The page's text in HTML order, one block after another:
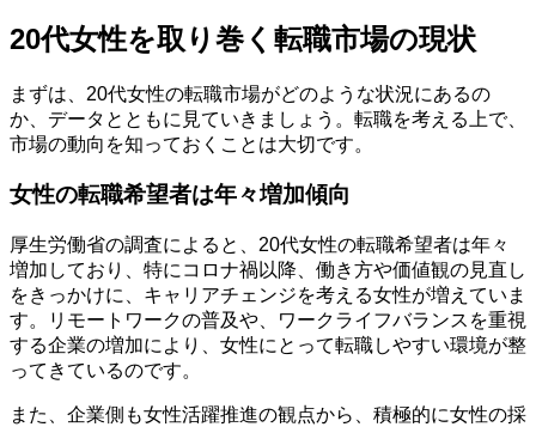
20代女性を取り巻く転職市場の現状
まずは、20代女性の転職市場がどのような状況にあるの
か、データとともに見ていきましょう。転職を考える上で、
市場の動向を知っておくことは大切です。
女性の転職希望者は年々増加傾向
厚生労働省の調査によると、20代女性の転職希望者は年々
増加しており、特にコロナ禍以降、働き方や価値観の見直し
をきっかけに、キャリアチェンジを考える女性が増えていま
す。リモートワークの普及や、ワークライフバランスを重視
する企業の増加により、女性にとって転職しやすい環境が整
ってきているのです。
また、企業側も女性活躍推進の観点から、積極的に女性の採